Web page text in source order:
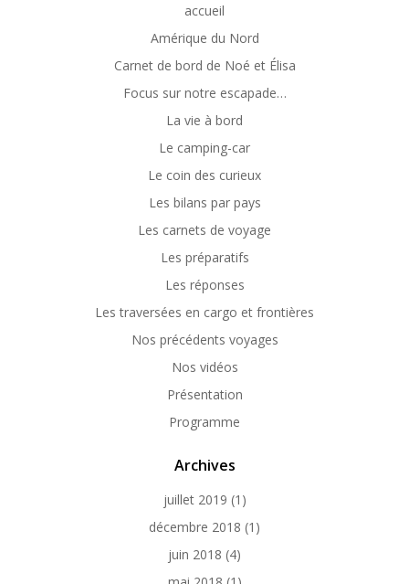
accueil
Amérique du Nord
Carnet de bord de Noé et Élisa
Focus sur notre escapade…
La vie à bord
Le camping-car
Le coin des curieux
Les bilans par pays
Les carnets de voyage
Les préparatifs
Les réponses
Les traversées en cargo et frontières
Nos précédents voyages
Nos vidéos
Présentation
Programme
Archives
juillet 2019 (1)
décembre 2018 (1)
juin 2018 (4)